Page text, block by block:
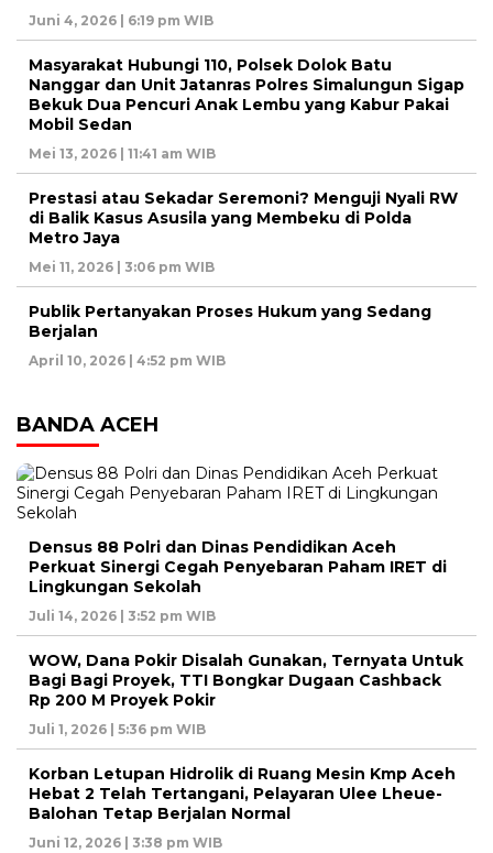
Juni 4, 2026 | 6:19 pm WIB
Masyarakat Hubungi 110, Polsek Dolok Batu
Nanggar dan Unit Jatanras Polres Simalungun Sigap
Bekuk Dua Pencuri Anak Lembu yang Kabur Pakai
Mobil Sedan
Mei 13, 2026 | 11:41 am WIB
Prestasi atau Sekadar Seremoni? Menguji Nyali RW
di Balik Kasus Asusila yang Membeku di Polda
Metro Jaya
Mei 11, 2026 | 3:06 pm WIB
Publik Pertanyakan Proses Hukum yang Sedang
Berjalan
April 10, 2026 | 4:52 pm WIB
BANDA ACEH
Densus 88 Polri dan Dinas Pendidikan Aceh
Perkuat Sinergi Cegah Penyebaran Paham IRET di
Lingkungan Sekolah
Juli 14, 2026 | 3:52 pm WIB
WOW, Dana Pokir Disalah Gunakan, Ternyata Untuk
Bagi Bagi Proyek, TTI Bongkar Dugaan Cashback
Rp 200 M Proyek Pokir
Juli 1, 2026 | 5:36 pm WIB
Korban Letupan Hidrolik di Ruang Mesin Kmp Aceh
Hebat 2 Telah Tertangani, Pelayaran Ulee Lheue-
Balohan Tetap Berjalan Normal
Juni 12, 2026 | 3:38 pm WIB